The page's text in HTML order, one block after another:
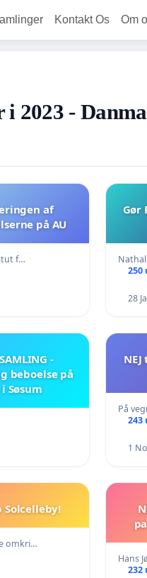
Kontakt Os Om
2023 -
af
på AU
f…
Gør
250
28
-
beboelse på
Søsum
På
243
1
omkri…
Hans
232